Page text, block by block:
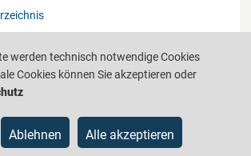
IS-ARGEBAU
werden technisch notwendige Cookies
Cookies können Sie akzeptieren oder
Ablehnen Alle akzeptieren